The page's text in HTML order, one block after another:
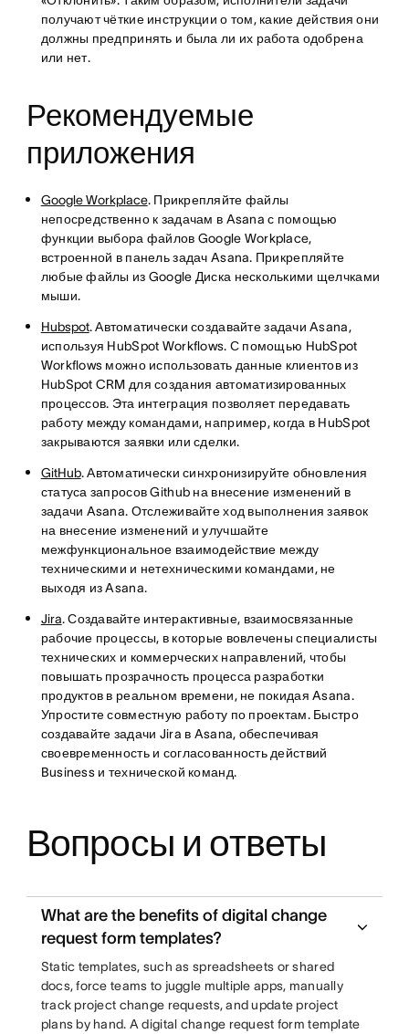
получают чёткие инструкции о том, какие действия они
должны предпринять и была ли их работа одобрена
или нет.
Рекомендуемые
приложения
Google Workplace. Прикрепляйте файлы
непосредственно к задачам в Asana с помощью
функции выбора файлов Google Workplace,
встроенной в панель задач Asana. Прикрепляйте
любые файлы из Google Диска несколькими щелчками
мыши.
Hubspot. Автоматически создавайте задачи Asana,
используя HubSpot Workflows. С помощью HubSpot
Workflows можно использовать данные клиентов из
HubSpot CRM для создания автоматизированных
процессов. Эта интеграция позволяет передавать
работу между командами, например, когда в HubSpot
закрываются заявки или сделки.
GitHub. Автоматически синхронизируйте обновления
статуса запросов Github на внесение изменений в
задачи Asana. Отслеживайте ход выполнения заявок
на внесение изменений и улучшайте
межфункциональное взаимодействие между
техническими и нетехническими командами, не
выходя из Asana.
Jira. Создавайте интерактивные, взаимосвязанные
рабочие процессы, в которые вовлечены специалисты
технических и коммерческих направлений, чтобы
повышать прозрачность процесса разработки
продуктов в реальном времени, не покидая Asana.
Упростите совместную работу по проектам. Быстро
создавайте задачи Jira в Asana, обеспечивая
своевременность и согласованность действий
Business и технической команд.
Вопросы и ответы
What are the benefits of digital change
request form templates?
Static templates, such as spreadsheets or shared
docs, force teams to juggle multiple apps, manually
track project change requests, and update project
plans by hand. A digital change request form template